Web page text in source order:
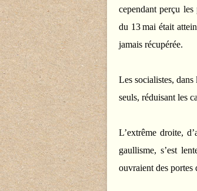
cependant perçu
du 13 mai était
jamais récupérée.
Les socialistes,
seuls, réduisant les
L’extrême droite,
gaullisme, s’est
ouvraient des portes